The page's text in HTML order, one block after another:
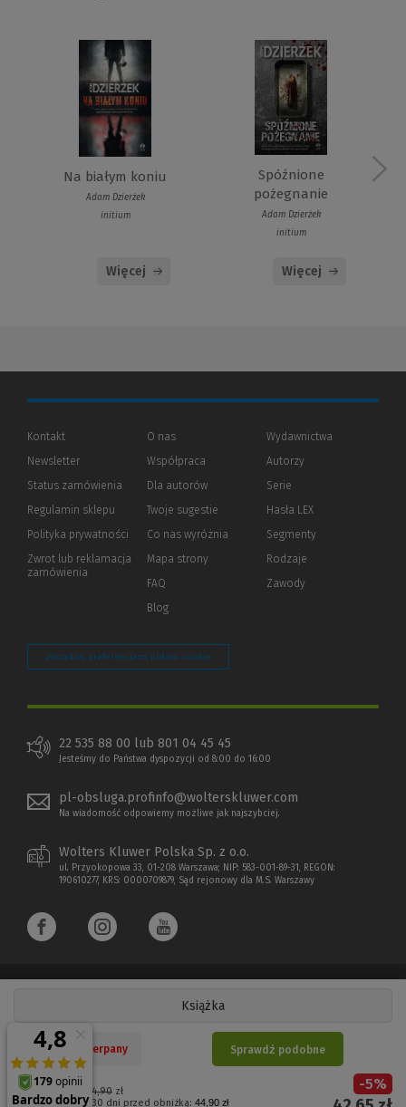
Książka
Cena regularna: 44,90zł
Najniższa cena z 30 dni przed obniżką:44,90 zł
-5%
Nakład wyczerpany Sprawdź podobne
Na białym koniu
Adam Dzierżek
initium
Więcej
Spóźnione
pożegnanie
Adam Dzierżek
initium
Więcej
Kontakt
Newsletter
Status zamówienia
Regulamin sklepu
Polityka prywatności (Nowe
(Link
innej
Zwrot lub reklamacja
zamówienia
O nas
Współpraca
Dla autorów(Nowe
(Link
innej
strony)
Twoje sugestie
Co nas wyróżnia
Mapa strony
FAQ
Blog
Wydawnictwa
Autorzy
Serie
Hasła LEX
Segmenty
Rodzaje
Zawody
Zarządzaj preferencjami plików cookie
22 535 88 00 lub 801 04 45 45
Jesteśmy do Państwa dyspozycji od 8:00 do 16:00
pl-obsluga.profinfo@wolterskluwer.com
Na wiadomość odpowiemy możliwe jak najszybciej.
Wolters Kluwer Polska Sp. z o.o.
ul. Przyokopowa 33, 01-208 Warszawa; NIP: 583-001-89-31, REGON:
190610277, KRS: 0000709879, Sąd rejonowy dla M.S. Warszawy
Copyright 1997 - 2026 Wolters Kluwer Polska Sp. z o.o.
Płatności elektroniczne
(Nowe
(Link